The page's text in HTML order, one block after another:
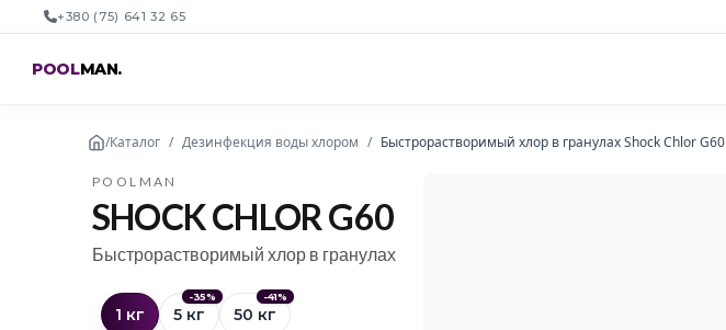
+380 (75) 641 32 65
POOLMAN.
/Каталог / Дезинфекция воды хлором / Быстрорастворимый хлор в гранулах Shock Chlor G60
POOLMAN
SHOCK CHLOR G60
Быстрорастворимый хлор в гранулах
1 кг
-35%
5 кг
-41%
50 кг